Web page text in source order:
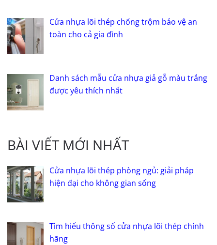
Cửa nhựa lõi thép chống trộm bảo vệ an
toàn cho cả gia đình
Danh sách mẫu cửa nhựa giả gỗ màu trắng
được yêu thích nhất
BÀI VIẾT MỚI NHẤT
Cửa nhựa lõi thép phòng ngủ: giải pháp
hiện đại cho không gian sống
Tìm hiểu thông số cửa nhựa lõi thép chính
hãng